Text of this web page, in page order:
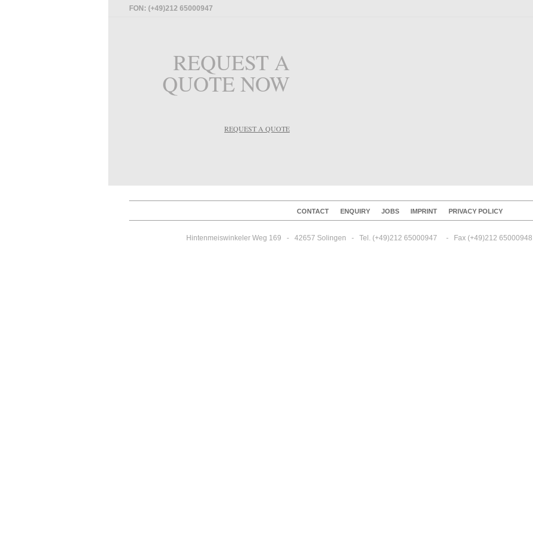
FON: (+49)212 65000947
REQUEST A
QUOTE NOW
REQUEST A QUOTE
CONTACT ENQUIRY JOBS IMPRINT PRIVACY POLICY
Hintenmeiswinkeler Weg 169   -   42657 Solingen   -   Tel. (+49)212 65000947     -   Fax (+49)212